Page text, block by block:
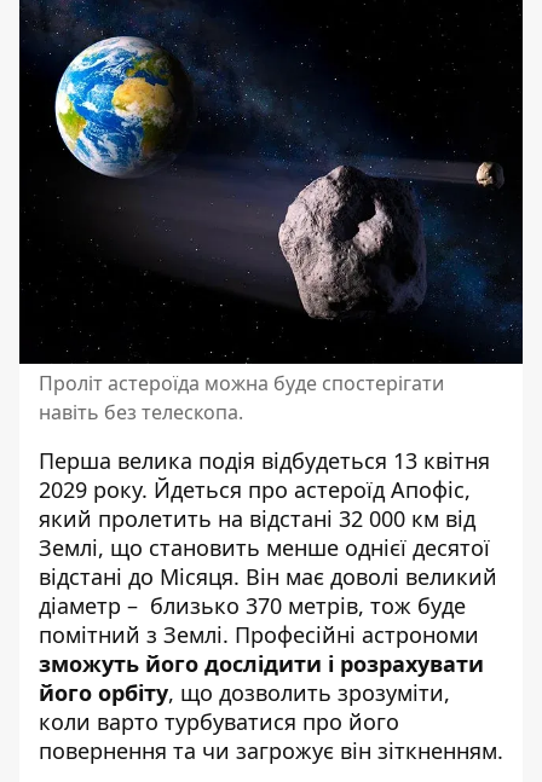
Проліт астероїда можна буде спостерігати
навіть без телескопа.
Перша велика подія відбудеться 13 квітня
2029 року. Йдеться про астероїд Апофіс,
який пролетить на відстані 32 000 км від
Землі, що становить менше однієї десятої
відстані до Місяця. Він має доволі великий
діаметр – близько 370 метрів, тож буде
помітний з Землі. Професійні астрономи
зможуть його дослідити і розрахувати
його орбіту, що дозволить зрозуміти,
коли варто турбуватися про його
повернення та чи загрожує він зіткненням.